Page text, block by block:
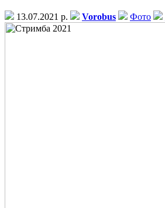
13.07.2021 р. Vorobus Фото